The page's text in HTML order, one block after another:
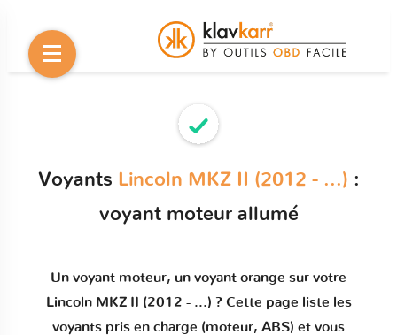
Voyants Lincoln MKZ II (2012 - ...) :
voyant moteur allumé
Un voyant moteur, un voyant orange sur votre
Lincoln MKZ II (2012 - ...) ? Cette page liste les
voyants pris en charge (moteur, ABS) et vous